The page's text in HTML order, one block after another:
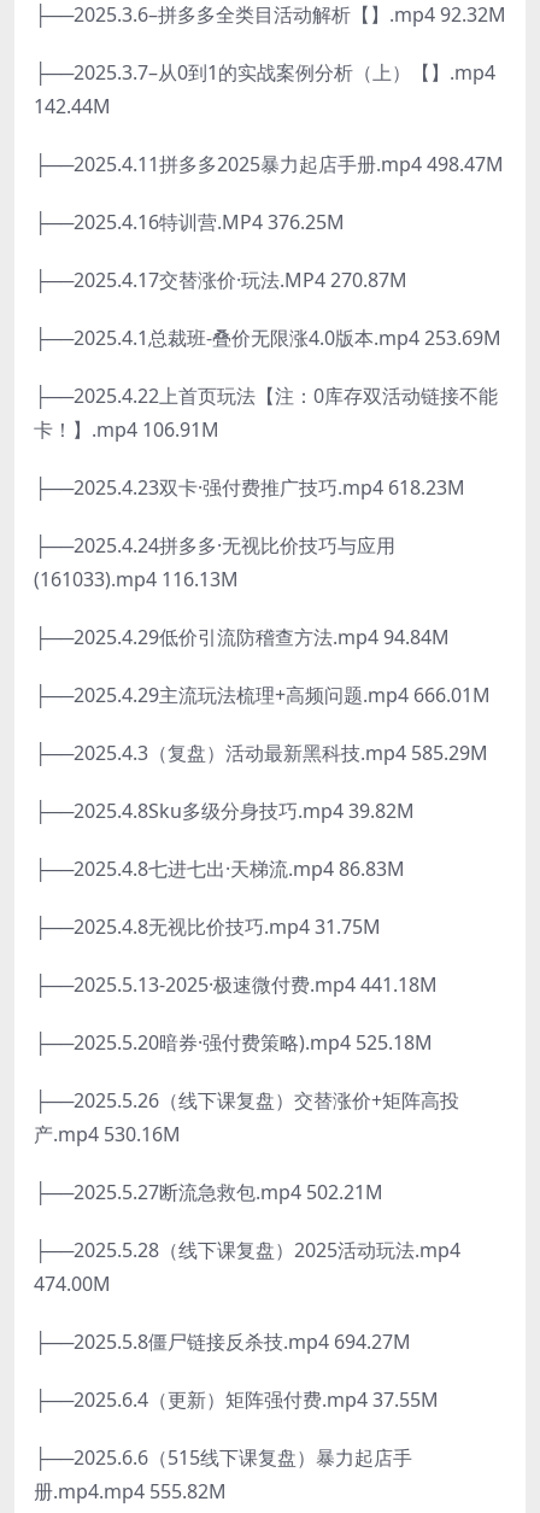
├──2025.3.6–拼多多全类目活动解析【】.mp4 92.32M
├──2025.3.7–从0到1的实战案例分析（上）【】.mp4
142.44M
├──2025.4.11拼多多2025暴力起店手册.mp4 498.47M
├──2025.4.16特训营.MP4 376.25M
├──2025.4.17交替涨价·玩法.MP4 270.87M
├──2025.4.1总裁班-叠价无限涨4.0版本.mp4 253.69M
├──2025.4.22上首页玩法【注：0库存双活动链接不能
卡！】.mp4 106.91M
├──2025.4.23双卡·强付费推广技巧.mp4 618.23M
├──2025.4.24拼多多·无视比价技巧与应用
(161033).mp4 116.13M
├──2025.4.29低价引流防稽查方法.mp4 94.84M
├──2025.4.29主流玩法梳理+高频问题.mp4 666.01M
├──2025.4.3（复盘）活动最新黑科技.mp4 585.29M
├──2025.4.8Sku多级分身技巧.mp4 39.82M
├──2025.4.8七进七出·天梯流.mp4 86.83M
├──2025.4.8无视比价技巧.mp4 31.75M
├──2025.5.13-2025·极速微付费.mp4 441.18M
├──2025.5.20暗券·强付费策略).mp4 525.18M
├──2025.5.26（线下课复盘）交替涨价+矩阵高投
产.mp4 530.16M
├──2025.5.27断流急救包.mp4 502.21M
├──2025.5.28（线下课复盘）2025活动玩法.mp4
474.00M
├──2025.5.8僵尸链接反杀技.mp4 694.27M
├──2025.6.4（更新）矩阵强付费.mp4 37.55M
├──2025.6.6（515线下课复盘）暴力起店手
册.mp4.mp4 555.82M